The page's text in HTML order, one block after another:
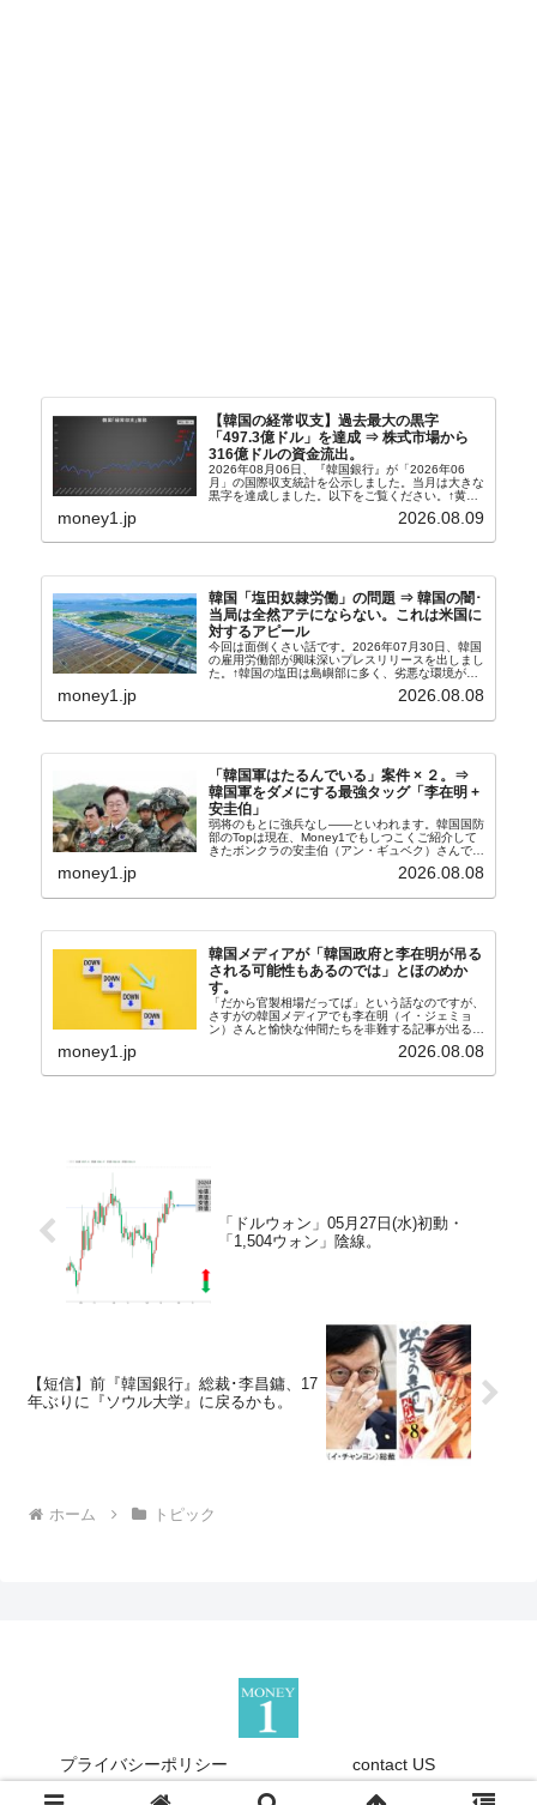
【韓国の経常収支】過去最大の黒字
「497.3億ドル」を達成 ⇒ 株式市場から
316億ドルの資金流出。
2026年08月06日、『韓国銀行』が「2026年06
月」の国際収支統計を公示しました。当月は大きな
黒字を達成しました。以下をご覧ください。↑黄色
の経常収支です。2026年06月貿易収支：4...
money1.jp 2026.08.09
韓国「塩田奴隷労働」の問題 ⇒ 韓国の闇･
当局は全然アテにならない。これは米国に
対するアピール
今回は面倒くさい話です。2026年07月30日、韓国
の雇用労働部が興味深いプレスリリースを出しまし
た。↑韓国の塩田は島嶼部に多く、劣悪な環境が一
たといわれます（後述）。これは、いわゆる「塩田
money1.jp 2026.08.08
「韓国軍はたるんでいる」案件 × ２。⇒
韓国軍をダメにする最強タッグ「李在明 +
安圭伯」
弱将のもとに強兵なし――といわれます。韓国国防
部のTopは現在、Money1でもしつこくご紹介して
きたボンクラの安圭伯（アン・ギュベク）さんで
す。↑経済的無知蒙昧な李在明（イ・ジェミョン）
さんと「韓国初の文官上がり」の国防部長官安圭伯
money1.jp 2026.08.08
韓国メディアが「韓国政府と李在明が吊る
される可能性もあるのでは」とほのめか
す。
「だから官製相場だってば」という話なのですが、
さすがの韓国メディアでも李在明（イ・ジェミョ
ン）さんと愉快な仲間たちを非難する記事が出るよ
『朝鮮日報』に面白い記事が出ています。「東西南
money1.jp 2026.08.08
「ドルウォン」05月27日(水)初動・
「1,504ウォン」陰線。
【短信】前『韓国銀行』総裁･李昌鏞、17
年ぶりに『ソウル大学』に戻るかも。
ホーム トピック
プライバシーポリシー contact US